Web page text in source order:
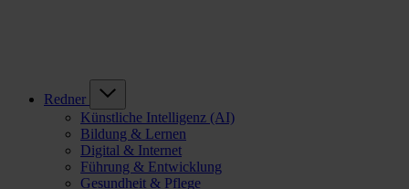
Redner
Künstliche Intelligenz (AI)
Bildung & Lernen
Digital & Internet
Führung & Entwicklung
Gesundheit & Pflege